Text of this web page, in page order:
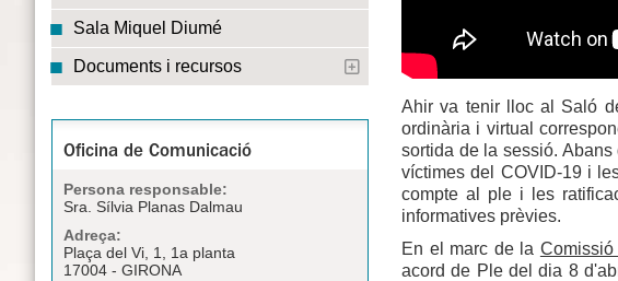
Sala Miquel Diumé
Documents i recursos
Oficina de Comunicació
Persona responsable:
Sra. Sílvia Planas Dalmau
Adreça:
Plaça del Vi, 1, 1a planta
17004 - GIRONA
Ahir va tenir lloc al Saló
ordinària i virtual
sortida de la sessió.
víctimes del COVID-19 i
compte al ple i les
informatives prèvies.
En el marc de la Comissió
acord de Ple del dia 8